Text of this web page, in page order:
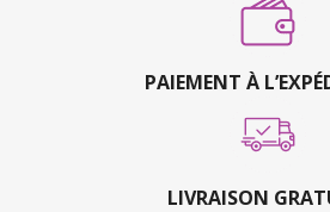
PAIEMENT À
LIVRAISON